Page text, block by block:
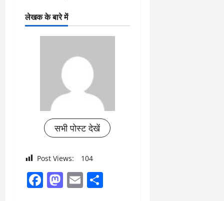
लेखक के बारे में
सभी पोस्ट देखें
Post Views: 104
Facebook
Mastodon
Email